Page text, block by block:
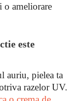
o ameliorare
este
auriu, pielea ta
razelor UV.